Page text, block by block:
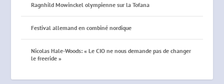
Ragnhild Mowinckel olympienne sur la Tofana
Festival allemand en combiné nordique
Nicolas Hale-Woods: « Le CIO ne nous demande pas de changer
le freeride »